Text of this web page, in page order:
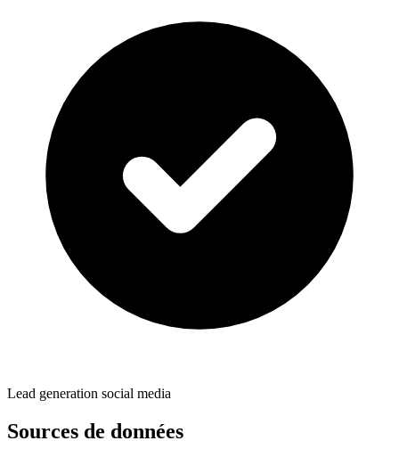
Lead generation social media
Sources de données